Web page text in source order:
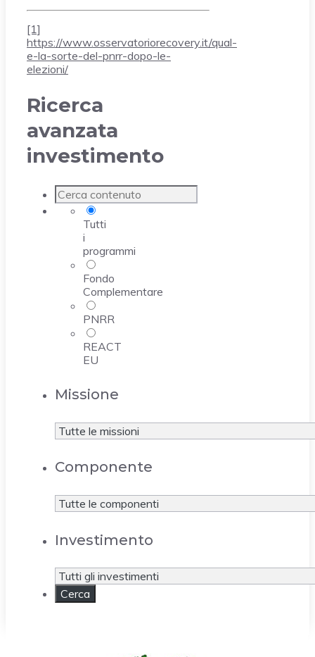
[1]
https://www.osservatoriorecovery.it/qual-
e-la-sorte-del-pnrr-dopo-le-
elezioni/
Ricerca
avanzata
investimento
Tutti
i
programmi
Fondo
Complementare
PNRR
REACT
EU
Missione
Componente
Investimento